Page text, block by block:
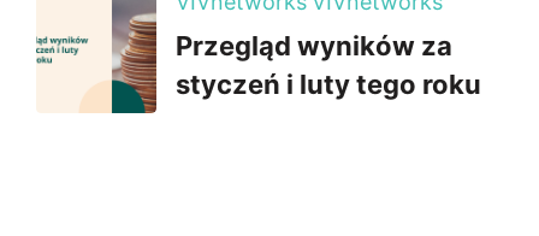
Przegląd wyników za
styczeń i luty tego roku